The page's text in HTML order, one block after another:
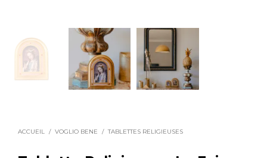
ACCUEIL / VOGLIO BENE / TABLETTES RELIGIEUSES